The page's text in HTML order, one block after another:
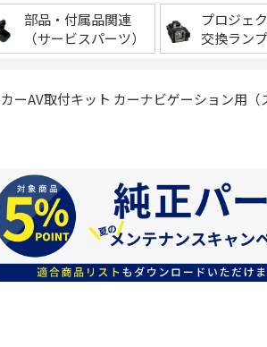
部品・付属品関連
（サービスパーツ）
プロジェ
交換ランプ
カーAV取付キット カーナビゲーション用